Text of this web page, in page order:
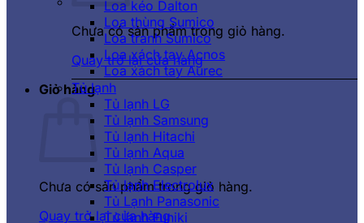
Chưa có sản phẩm trong giỏ hàng.
Quay trở lại cửa hàng
Giỏ hàng
Chưa có sản phẩm trong giỏ hàng.
Quay trở lại cửa hàng
Loa kéo Dalton
Loa thùng Sumico
Loa tranh Sumico
Loa xách tay Acnos
Loa xách tay Aurec
Tủ lạnh
Tủ lạnh LG
Tủ lạnh Samsung
Tủ lạnh Hitachi
Tủ lạnh Aqua
Tủ lạnh Casper
Tủ lạnh Electrolux
Tủ Lạnh Panasonic
Tủ lạnh Funiki